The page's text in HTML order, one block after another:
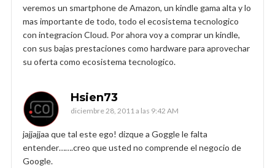
veremos un smartphone de Amazon, un kindle gama alta y lo
mas importante de todo, todo el ecosistema tecnologico
con integracion Cloud. Por ahora voy a comprar un kindle,
con sus bajas prestaciones como hardware para aprovechar
su oferta como ecosistema tecnologico.
Hsien73
diciembre 28, 2011 a las 9:42 AM
jajjajjaa que tal este ego! dizque a Goggle le falta
entender…….creo que usted no comprende el negocio de
Google.